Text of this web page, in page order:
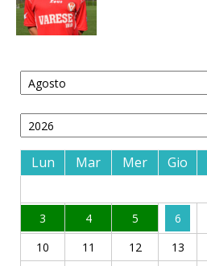
Lun Mar Mer Gio
3
4 5 6
10
11 12 13